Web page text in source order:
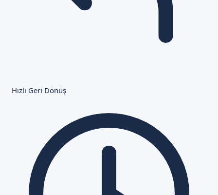
Hızlı Geri Dönüş